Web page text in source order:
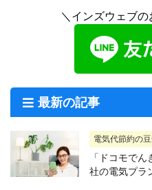
＼インズウェブ
最新の記事
電気代節約の
「ドコモで
社の電気プラ